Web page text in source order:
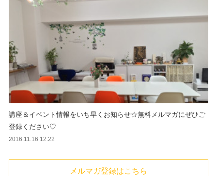
講座＆イベント情報をいち早くお知らせ☆無料メルマガにぜひご
登録ください♡
2016.11.16 12:22
メルマガ登録はこちら